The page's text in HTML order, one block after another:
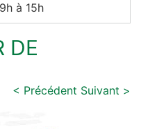
à 15h
DE
< Précédent Suivant >